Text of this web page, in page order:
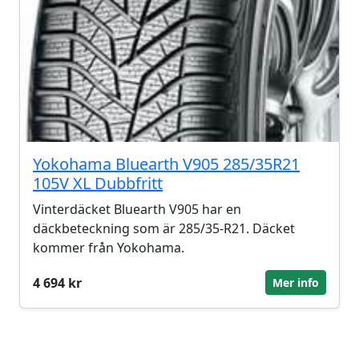
Yokohama Bluearth V905 285/35R21
105V XL Dubbfritt
Vinterdäcket Bluearth V905 har en
däckbeteckning som är 285/35-R21. Däcket
kommer från Yokohama.
4 694 kr
Mer info